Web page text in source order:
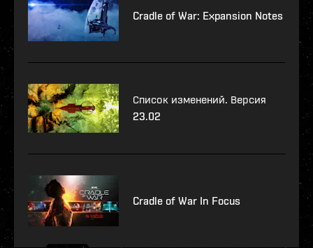
Cradle of War: Expansion Notes
Список изменений. Версия
23.02
Cradle of War In Focus